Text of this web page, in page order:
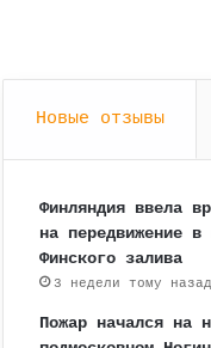
Новые отзывы
Финляндия ввела
на передвижение в
Финского залива
3 недели тому назад
Пожар начался на